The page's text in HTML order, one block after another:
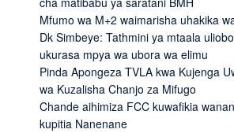
Mfumo wa M+2 waimarisha uhakika
Dk Simbeye: Tathmini ya mtaala
ukurasa mpya wa ubora wa elimu
Pinda Apongeza TVLA kwa Kujenga
wa Kuzalisha Chanjo za Mifugo
Chande aihimiza FCC kuwafikia
kupitia Nanenane